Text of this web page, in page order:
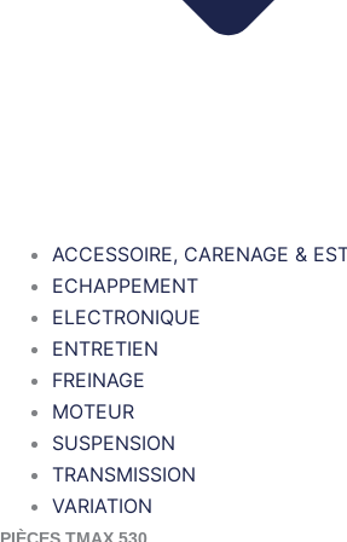
ACCESSOIRE, CARENAGE &
ECHAPPEMENT
ELECTRONIQUE
ENTRETIEN
FREINAGE
MOTEUR
SUSPENSION
TRANSMISSION
VARIATION
PIÈCES TMAX 530